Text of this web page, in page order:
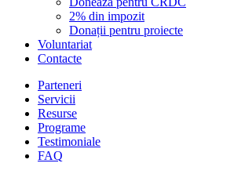
2% din impozit
Donații pentru proiecte
Voluntariat
Contacte
Parteneri
Servicii
Resurse
Programe
Testimoniale
FAQ